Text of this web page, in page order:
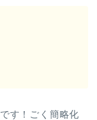
す！ごく簡略化